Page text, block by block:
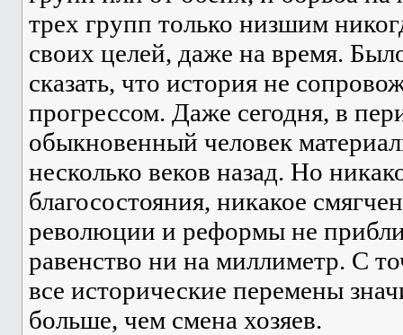
трех групп только низшим
своих целей, даже на время.
сказать, что история не
прогрессом. Даже сегодня, в
обыкновенный человек
несколько веков назад. Но
благосостояния, никакое
революции и реформы не
равенство ни на миллиметр. С
все исторические перемены
больше, чем смена хозяев.